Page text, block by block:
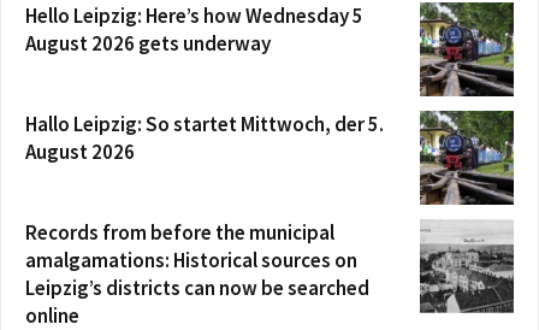
Hello Leipzig: Here’s how Wednesday 5
August 2026 gets underway
Hallo Leipzig: So startet Mittwoch, der 5.
August 2026
Records from before the municipal
amalgamations: Historical sources on
Leipzig’s districts can now be searched
online